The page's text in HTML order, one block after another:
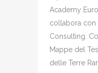
Academy
collabora con
Consulting.
Mappe del
delle Terre